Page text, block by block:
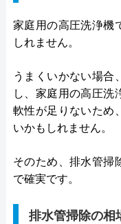
家庭用の高圧洗浄機
しれません。
うまくいかない場合
し、家庭用の高圧洗
軟性が足りないため
いかもしれません。
そのため、排水管掃
で確実です。
排水管掃除の相